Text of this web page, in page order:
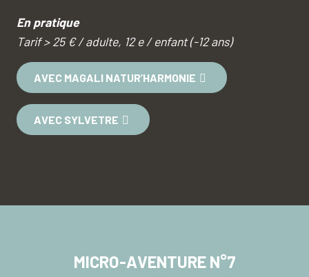
En pratique
Tarif > 25 € / adulte, 12 e / enfant (-12 ans)
AVEC MAGALI NATUR’HARMONIE
AVEC SYLVETRE
MICRO-AVENTURE N°7